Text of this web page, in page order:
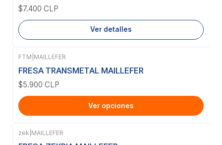
$7.400 CLP
Ver detalles
FTM MAILLEFER
FRESA TRANSMETAL MAILLEFER
$5.900 CLP
Ver opciones
Agotado
zek MAILLEFER